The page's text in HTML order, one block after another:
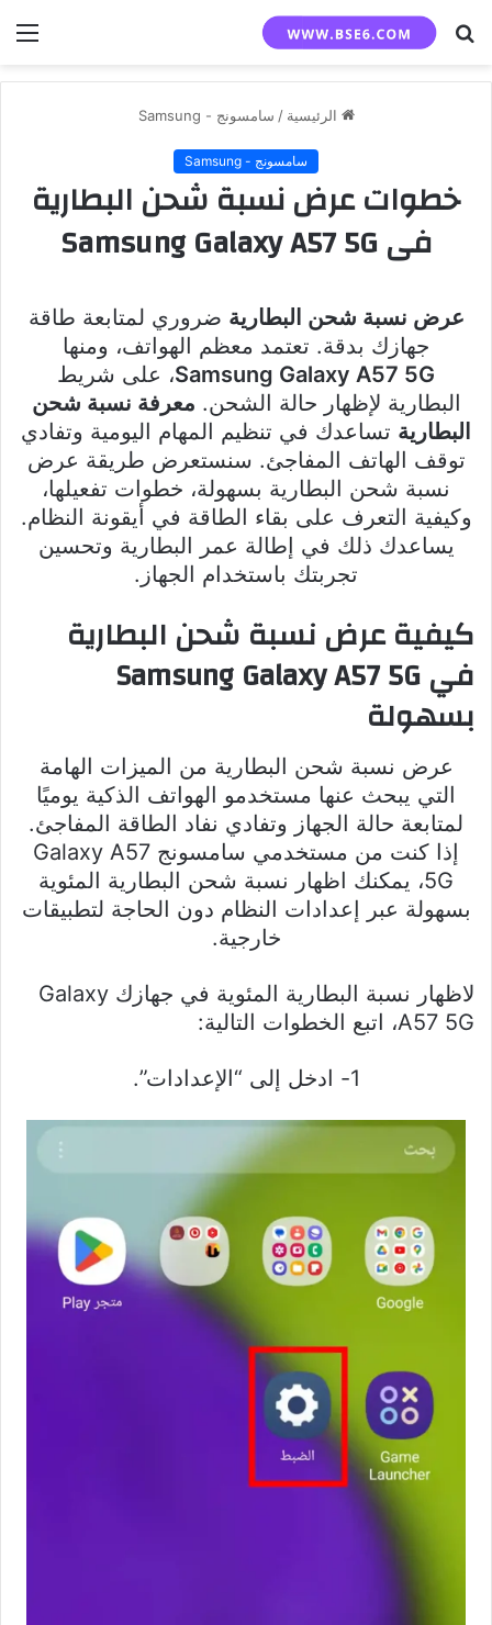
بحث
الرئيسية / سامسونج - Samsung
سامسونج - Samsung
خطوات عرض نسبة شحن البطارية
فى Samsung Galaxy A57 5G
عرض نسبة شحن البطارية ضروري لمتابعة طاقة
جهازك بدقة. تعتمد معظم الهواتف، ومنها
Samsung Galaxy A57 5G، على شريط
البطارية لإظهار حالة الشحن. معرفة نسبة شحن
البطارية تساعدك في تنظيم المهام اليومية وتفادي
توقف الهاتف المفاجئ. سنستعرض طريقة عرض
نسبة شحن البطارية بسهولة، خطوات تفعيلها،
وكيفية التعرف على بقاء الطاقة في أيقونة النظام.
يساعدك ذلك في إطالة عمر البطارية وتحسين
تجربتك باستخدام الجهاز.
كيفية عرض نسبة شحن البطارية
في Samsung Galaxy A57 5G
بسهولة
عرض نسبة شحن البطارية من الميزات الهامة
التي يبحث عنها مستخدمو الهواتف الذكية يوميًا
لمتابعة حالة الجهاز وتفادي نفاد الطاقة المفاجئ.
إذا كنت من مستخدمي سامسونج Galaxy A57
5G، يمكنك اظهار نسبة شحن البطارية المئوية
بسهولة عبر إعدادات النظام دون الحاجة لتطبيقات
خارجية.
لاظهار نسبة البطارية المئوية في جهازك Galaxy
A57 5G، اتبع الخطوات التالية:
1- ادخل إلى “الإعدادات”.